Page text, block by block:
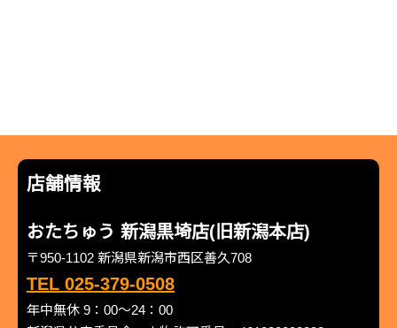
店舗情報
おたちゅう 新潟黒埼店(旧新潟本店)
〒950-1102 新潟県新潟市西区善久708
TEL 025-379-0508
年中無休 9：00～24：00